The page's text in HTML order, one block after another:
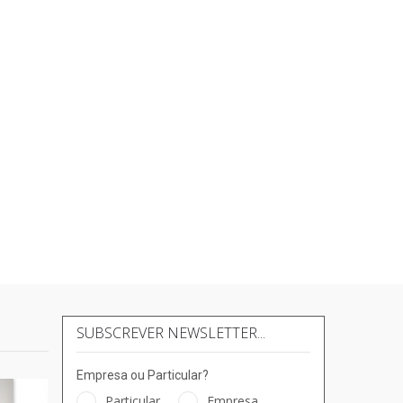
SUBSCREVER NEWSLETTER...
Empresa ou Particular?